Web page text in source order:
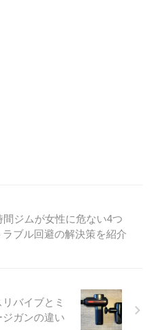
...
間ジムが女性に危ない4つ
ブル回避の解決策を紹介
バイブとミ
ガンの違い